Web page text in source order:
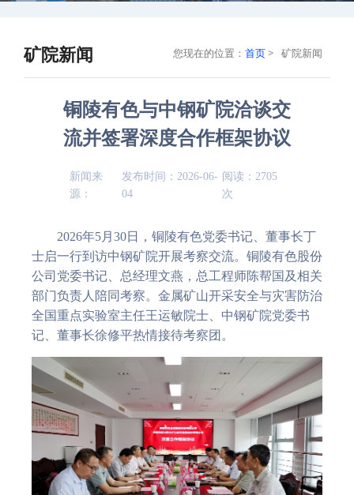
矿院新闻 您现在的位置： 首页> 矿院新闻
铜陵有色与中钢矿院洽谈交
流并签署深度合作框架协议
新闻来
源：
发布时间：2026-06-
04
阅读：2705
次
2026年5月30日， 铜陵有色党委书记、董事长丁
士启一行到访中钢矿院开展考察交流。铜陵有色股份
公司党委书记、总经理文燕，总工程师陈帮国及相关
部门负责人陪同考察。金属矿山开采安全与灾害防治
全国重点实验室主任王运敏院士 、中钢矿院党委书
记、董事长徐修平热情接待考察团。